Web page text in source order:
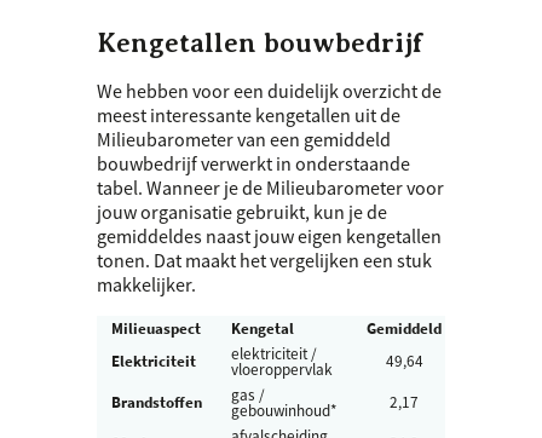
Kengetallen bouwbedrijf
We hebben voor een duidelijk overzicht de
meest interessante kengetallen uit de
Milieubarometer van een gemiddeld
bouwbedrijf verwerkt in onderstaande
tabel. Wanneer je de Milieubarometer voor
jouw organisatie gebruikt, kun je de
gemiddeldes naast jouw eigen kengetallen
tonen. Dat maakt het vergelijken een stuk
makkelijker.
Milieuaspect Kengetal Gemiddeld
Elektriciteit
elektriciteit /
vloeroppervlak 49,64
Brandstoffen
gas /
gebouwinhoud* 2,17